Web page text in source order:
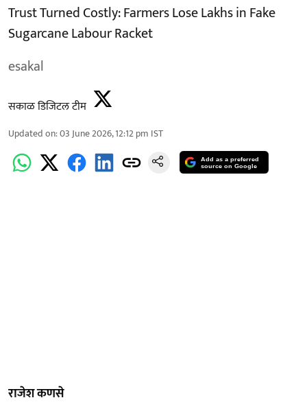
Trust Turned Costly: Farmers Lose Lakhs in Fake
Sugarcane Labour Racket
esakal
सकाळ डिजिटल टीम
Updated on:03 June 2026, 12:12 pm IST
Add as a preferred
source on Google
राजेश कणसे